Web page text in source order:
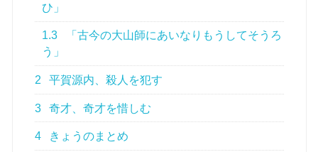
ひ」
1.3
「古今の大山師にあいなりもうしてそうろ
う」
2 平賀源内、殺人を犯す
3 奇才、奇才を惜しむ
4 きょうのまとめ